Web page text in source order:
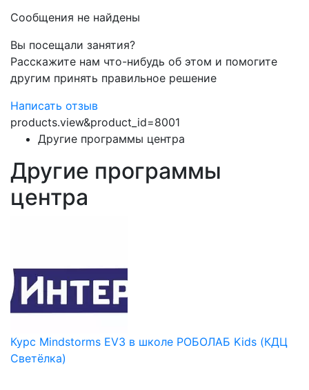
Сообщения не найдены
Вы посещали занятия?
Расскажите нам что-нибудь об этом и помогите
другим принять правильное решение
Написать отзыв
products.view&product_id=8001
Другие программы центра
Другие программы
центра
Курс Mindstorms EV3 в школе РОБОЛАБ Kids (КДЦ
Светёлка)